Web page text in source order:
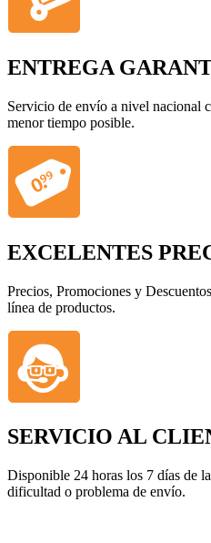
ENTREGA
Servicio de envío a nivel nacional
menor tiempo posible.
EXCELENTES
Precios, Promociones y
línea de productos.
SERVICIO AL
Disponible 24 horas los 7 días de
dificultad o problema de envío.